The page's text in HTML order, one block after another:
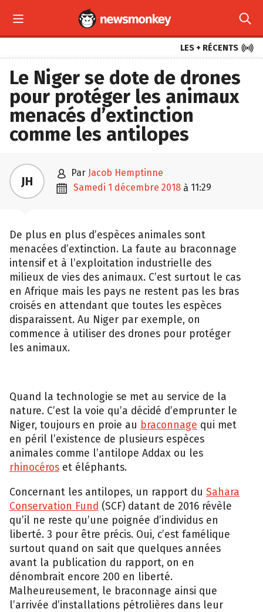
 
LES + RÉCENTS 
Le Niger se dote de drones
pour protéger les animaux
menacés d’extinction
comme les antilopes
JH  par Jacob Hemptinne
 samedi 1 décembre 2018 à 11:29
De plus en plus d’espèces animales sont
menacées d’extinction. La faute au braconnage
intensif et à l’exploitation industrielle des
milieux de vies des animaux. C’est surtout le cas
en Afrique mais les pays ne restent pas les bras
croisés en attendant que toutes les espèces
disparaissent. Au Niger par exemple, on
commence à utiliser des drones pour protéger
les animaux.
Quand la technologie se met au service de la
nature. C’est la voie qu’a décidé d’emprunter le
Niger, toujours en proie au braconnage qui met
en péril l’existence de plusieurs espèces
animales comme l’antilope Addax ou les
rhinocéros et éléphants.
Concernant les antilopes, un rapport du Sahara
Conservation Fund (SCF) datant de 2016 révèle
qu’il ne reste qu’une poignée d’individus en
liberté. 3 pour être précis. Oui, c’est famélique
surtout quand on sait que quelques années
avant la publication du rapport, on en
dénombrait encore 200 en liberté.
Malheureusement, le braconnage ainsi que
l’arrivée d’installations pétrolières dans leur